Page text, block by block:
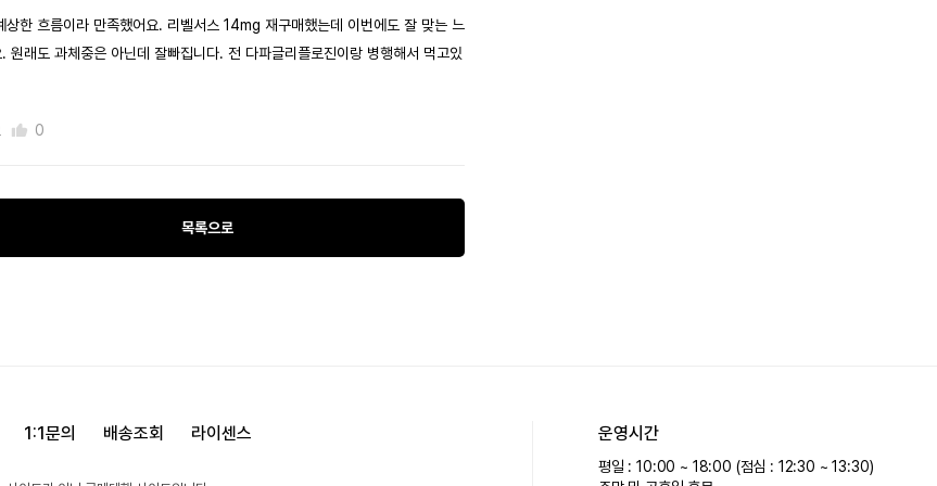
상한 흐름이라 만족했어요. 리벨서스 14mg 재구매했는데 이번에도 잘 맞는 느
원래도 과체중은 아닌데 잘빠집니다. 전 다파글리플로진이랑 병행해서 먹고있
0
목록으로
1:1문의 배송조회 라이센스 운영시간
평일 : 10:00 ~ 18:00 (점심 : 12:30 ~ 13:30)